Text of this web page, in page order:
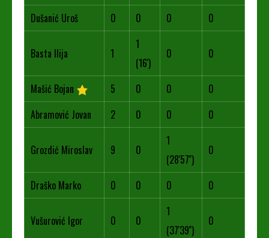
Dušanić Uroš
0 0 0 0
Basta Ilija 1
1
(16')
0 0
Mašić Bojan 5 0 0
0
Abramović Jovan
2 0 0 0
Grozdić Miroslav 9 0
1
(28'57'')
0
Draško Marko 0 0 0 0
Vušurović Igor 0 0
1
(37'39'')
0